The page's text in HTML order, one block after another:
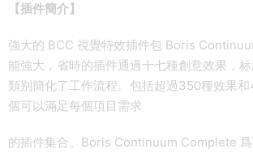
【插件簡介】
強大的 BCC 視覺特效插件包 Boris
能強大，省時的插件通過十七種創意效果，
類别簡化了工作流程。包括超過350種效果
個可以滿足每個項目需求
的插件集合。Boris Continuum Complete